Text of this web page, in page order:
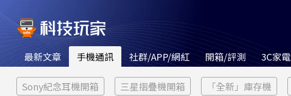
最新文章 手機通訊 社群/APP/網紅 開箱/評測 3C家電
Sony紀念耳機開箱 三星摺疊機開箱 「全新」庫存機